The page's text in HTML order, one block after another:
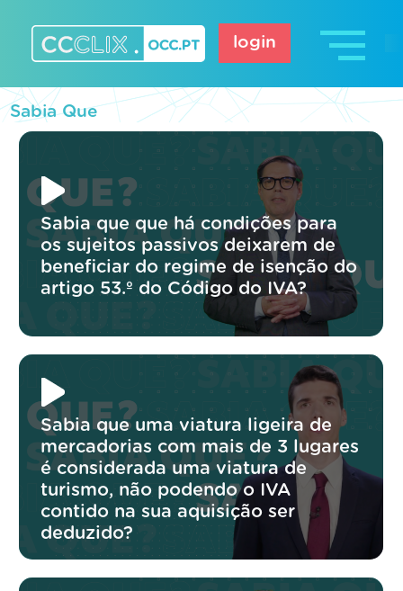
content
login
Sabia Que
Sabia que que há condições para
os sujeitos passivos deixarem de
beneficiar do regime de isenção do
artigo 53.º do Código do IVA?
Sabia que uma viatura ligeira de
mercadorias com mais de 3 lugares
é considerada uma viatura de
turismo, não podendo o IVA
contido na sua aquisição ser
deduzido?